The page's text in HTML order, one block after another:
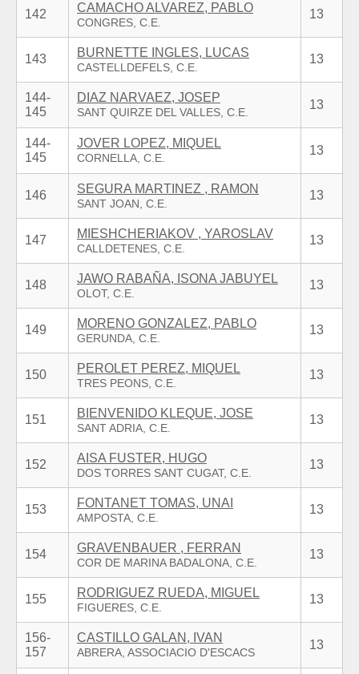
142 CAMACHO ALVAREZ, PABLO 13
143 BURNETTE INGLES, LUCAS 13
144-
145
DIAZ NARVAEZ, JOSEP
13
144-
145
JOVER LOPEZ, MIQUEL
13
146 SEGURA MARTINEZ , RAMON 13
147 MIESHCHERIAKOV , YAROSLAV 13
148 JAWO RABAÑA, ISONA JABUYEL 13
149 MORENO GONZALEZ, PABLO 13
150 PEROLET PEREZ, MIQUEL 13
151 BIENVENIDO KLEQUE, JOSE 13
152 AISA FUSTER, HUGO 13
153 FONTANET TOMAS, UNAI 13
154 GRAVENBAUER , FERRAN 13
155 RODRIGUEZ RUEDA, MIGUEL 13
156-
157
CASTILLO GALAN, IVAN
13